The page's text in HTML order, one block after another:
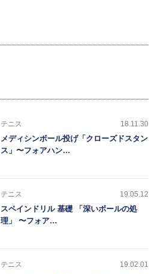
テニス 18.11.30
メディシンボール投げ「クローズドスタン
ス」〜フォアハン…
テニス 19.05.12
スペインドリル 基礎 「深いボールの処
理」 〜フォア…
テニス 19.02.01